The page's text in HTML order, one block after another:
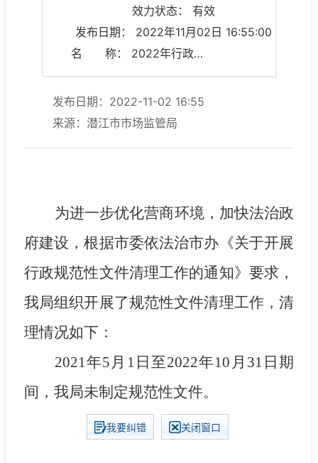
效力状态： 有效
发布日期： 2022年11月02日 16:55:00
名 称： 2022年行政规范性文件清理结果
发布日期：2022-11-02 16:55
来源：潜江市市场监管局
为进一步优化营商环境，加快法治政
府建设，根据市委依法治市办《关于开展
行政规范性文件清理工作的通知》要求，
我局组织开展了规范性文件清理工作，清
理情况如下：
2021年5月1日至2022年10月31日期
间， 我局未制定规范性文件。
我要纠错 关闭窗口